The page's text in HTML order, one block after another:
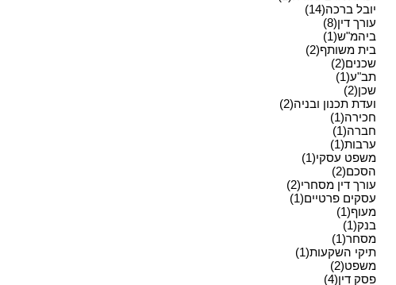
יובל ברכה(14)
עורך דין(8)
ביהמ"ש(1)
בית משותף(2)
שכנים(2)
תב"ע(1)
שכן(2)
ועדת תכנון ובניה(2)
חכירה(1)
חברה(1)
ערבות(1)
משפט עסקי(1)
הסכם(2)
עורך דין מסחרי(2)
עסקים פרטיים(1)
מעוף(1)
בנק(1)
מסחר(1)
תיקי השקעות(1)
משפט(2)
פסק דין(4)